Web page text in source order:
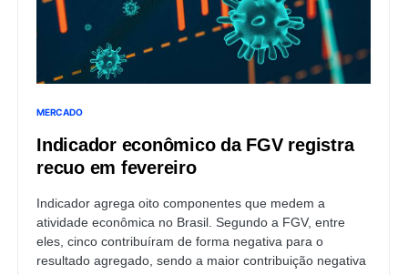
MERCADO
Indicador econômico da FGV registra
recuo em fevereiro
Indicador agrega oito componentes que medem a
atividade econômica no Brasil. Segundo a FGV, entre
eles, cinco contribuíram de forma negativa para o
resultado agregado, sendo a maior contribuição negativa